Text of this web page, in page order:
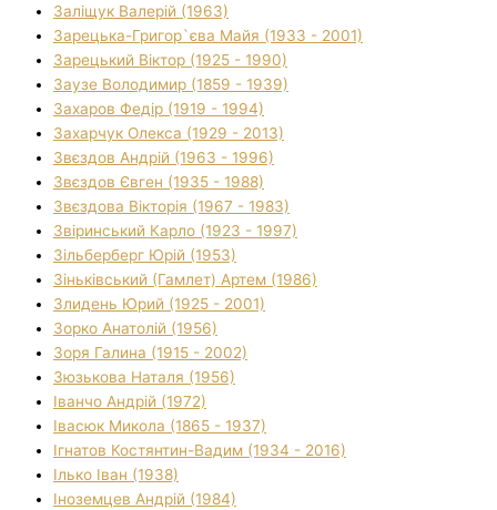
Заліщук Валерій (1963)
Зарецька-Григор`єва Майя (1933 - 2001)
Зарецький Віктор (1925 - 1990)
Заузе Володимир (1859 - 1939)
Захаров Федір (1919 - 1994)
Захарчук Олекса (1929 - 2013)
Звєздов Андрій (1963 - 1996)
Звєздов Євген (1935 - 1988)
Звєздова Вікторія (1967 - 1983)
Звіринський Карло (1923 - 1997)
Зільберберг Юрій (1953)
Зіньківський (Гамлет) Артем (1986)
Злидень Юрий (1925 - 2001)
Зорко Анатолій (1956)
Зоря Галина (1915 - 2002)
Зюзькова Наталя (1956)
Іванчо Андрій (1972)
Івасюк Микола (1865 - 1937)
Ігнатов Костянтин-Вадим (1934 - 2016)
Ілько Іван (1938)
Іноземцев Андрій (1984)